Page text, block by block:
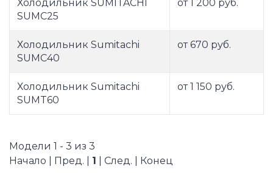
Холодильник SUMITACHI
SUMC25
от 1 200 руб.
Холодильник Sumitachi
SUMC40
от 670 руб.
Холодильник Sumitachi
SUMT60
от 1 150 руб.
Модели 1 - 3 из 3
Начало | Пред. | 1 | След. | Конец